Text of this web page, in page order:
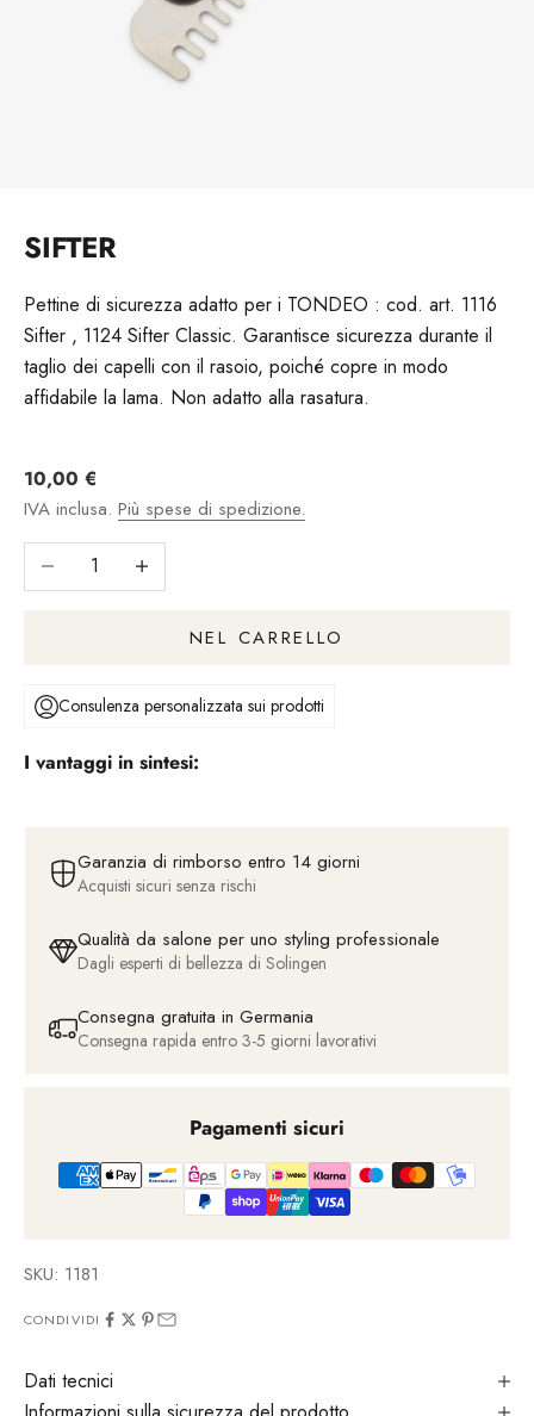
SIFTER
Pettine di sicurezza adatto per i TONDEO : cod. art. 1116
Sifter , 1124 Sifter Classic. Garantisce sicurezza durante il
taglio dei capelli con il rasoio, poiché copre in modo
affidabile la lama. Non adatto alla rasatura.
Angebot
10,00 €
IVA inclusa. Più spese di spedizione.
Riduci il numeroAumentare il numero
NEL CARRELLO
Consulenza personalizzata sui prodotti
I vantaggi in sintesi:
Garanzia di rimborso entro 14 giorni
Acquisti sicuri senza rischi
Qualità da salone per uno styling professionale
Dagli esperti di bellezza di Solingen
Consegna gratuita in Germania
Consegna rapida entro 3-5 giorni lavorativi
Pagamenti sicuri
SKU: 1181
CONDIVIDI
Dati tecnici